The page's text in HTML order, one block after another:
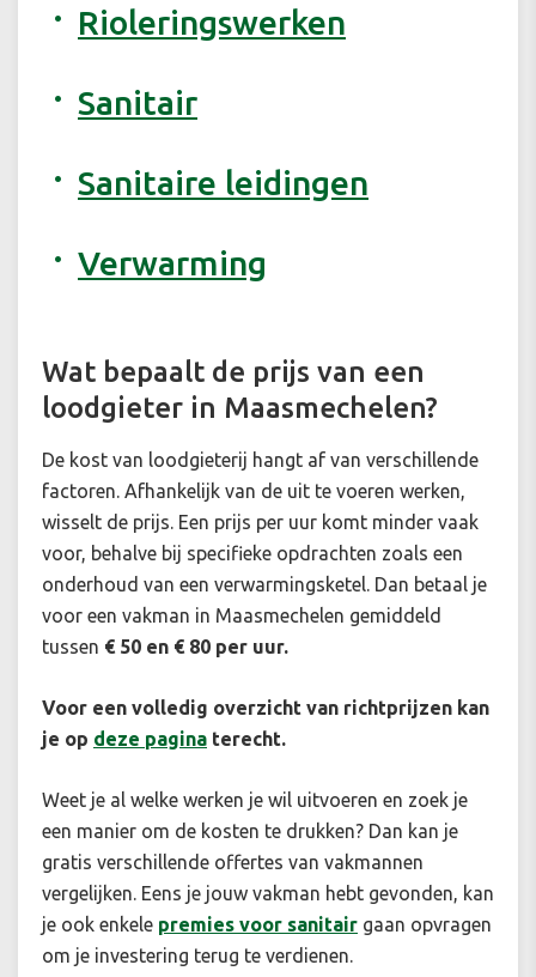
Rioleringswerken
Sanitair
Sanitaire leidingen
Verwarming
Wat bepaalt de prijs van een
loodgieter in Maasmechelen?
De kost van loodgieterij hangt af van verschillende
factoren. Afhankelijk van de uit te voeren werken,
wisselt de prijs. Een prijs per uur komt minder vaak
voor, behalve bij specifieke opdrachten zoals een
onderhoud van een verwarmingsketel. Dan betaal je
voor een vakman in Maasmechelen gemiddeld
tussen € 50 en € 80 per uur.
Voor een volledig overzicht van richtprijzen kan
je op deze pagina terecht.
Weet je al welke werken je wil uitvoeren en zoek je
een manier om de kosten te drukken? Dan kan je
gratis verschillende offertes van vakmannen
vergelijken. Eens je jouw vakman hebt gevonden, kan
je ook enkele premies voor sanitair gaan opvragen
om je investering terug te verdienen.